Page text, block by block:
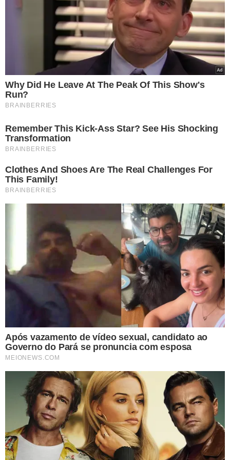
Dengue: como estas 6
doenças podem afetar o
cérebro de forma silenciosa
COMOÇÃO NA CIDADE
Estudante da UFPI morre
morte da médica Laysa Lira
MONITORAMENTO DA DOENÇA
Brasil ultrapassa 5 milhões
de casos de dengue e bate
novo recorde
ALERTA
Combate à dengue: hidrate-
se e evite estes alimentos
para uma recuperação
11 ÓBITOS ATÉ AGORA